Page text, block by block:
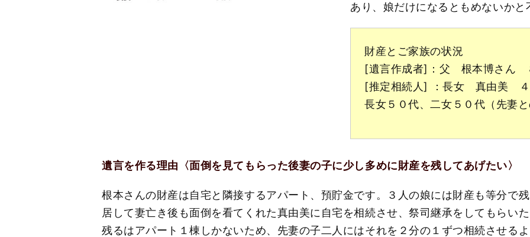
あり、娘だけになるともめないか
財産とご家族の状況
[遺言作成者]：父 根本博さん
[推定相続人] ：長女 真由美 ４
長女５０代、二女５０代（先妻
遺言を作る理由〈面倒を見てもらった後妻の子に少し多めに財産を残してあげたい〉
根本さんの財産は自宅と隣接するアパート、預貯金です。３人の娘には財産も等分で
居して妻亡き後も面倒を看てくれた真由美に自宅を相続させ、祭司継承をしてもらい
残るはアパート１棟しかないため、先妻の子二人にはそれを２分の１ずつ相続させる